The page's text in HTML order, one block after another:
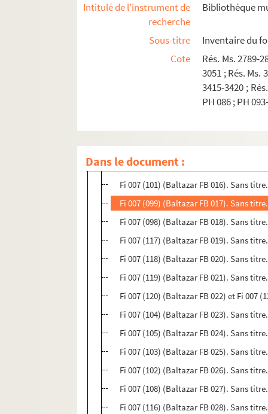
Intitulé de l'instrument de
recherche
Bibliothèque
Sous-titre
Inventaire du
Cote
Rés. Ms. 2789-
3051 ; Rés. Ms.
3415-3420 ;
PH 086 ; PH
Dans le document :
D - Placards imprimés ornés par Julius
E - Placards manuscrits ornés par Julius
F - Œuvre gravé de Julius Baltazar
FA - Matrices de gravures
Fi 007 (001-006) (Baltazar FB 001-
Fi 007 (007-013) (Baltazar FB 007-013).
Fi 007 (124) (Baltazar FB 014). [Est-ce
Fi 007 (100) (Baltazar FB 015). Sans
Fi 007 (101) (Baltazar FB 016). Sans
Fi 007 (099) (Baltazar FB 017). Sans
Fi 007 (098) (Baltazar FB 018). Sans
Fi 007 (117) (Baltazar FB 019). Sans
Fi 007 (118) (Baltazar FB 020). Sans
Fi 007 (119) (Baltazar FB 021). Sans
Fi 007 (120) (Baltazar FB 022) et Fi 007
Fi 007 (104) (Baltazar FB 023). Sans
Fi 007 (105) (Baltazar FB 024). Sans
Fi 007 (103) (Baltazar FB 025). Sans
Fi 007 (102) (Baltazar FB 026). Sans
Fi 007 (108) (Baltazar FB 027). Sans
Fi 007 (116) (Baltazar FB 028). Sans